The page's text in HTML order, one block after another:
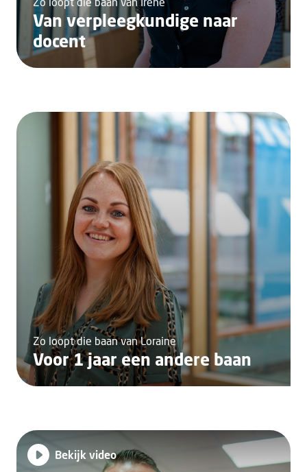
Van verpleegkundige naar
docent
Zo loopt die baan van Loraine
Voor 1 jaar een andere baan
Bekijk video